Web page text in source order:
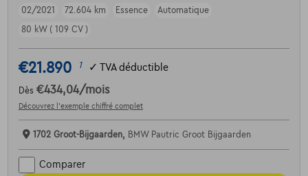
02/2021
72.604 km Essence
Automatique
80 kW ( 109 CV )
€21.890 1 ✓ TVA déductible
Dès €434,04/mois
Découvrez l’exemple chiffré complet
1702 Groot-Bijgaarden, BMW Pautric Groot Bijgaarden
Comparer